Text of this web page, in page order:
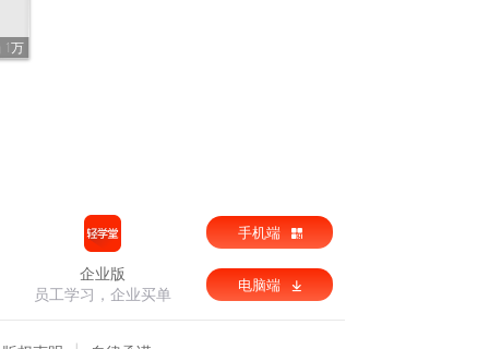
1万
企业版
员工学习，企业买单
手机端
电脑端